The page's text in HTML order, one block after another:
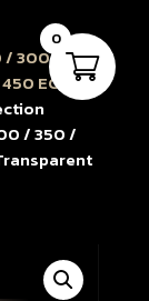
/ 300 / 350
EC -
/ 350 /
0